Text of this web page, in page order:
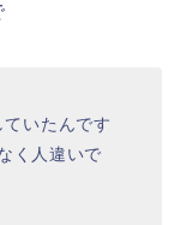
いたんです
く人違いで